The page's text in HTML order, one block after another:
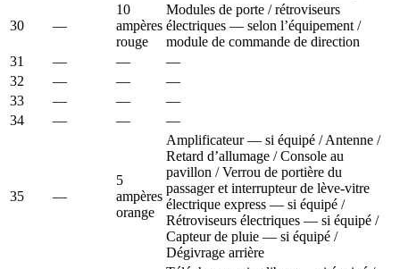
30 —
10
ampères
rouge
Modules de porte / rétroviseurs
électriques — selon l’équipement /
module de commande de direction
31
— —
—
32
— —
—
33
— —
—
34
— — —
35 —
5
ampères
orange
Amplificateur — si équipé / Antenne /
Retard d’allumage / Console au
pavillon / Verrou de portière du
passager et interrupteur de lève-vitre
électrique express — si équipé /
Rétroviseurs électriques — si équipé /
Capteur de pluie — si équipé /
Dégivrage arrière